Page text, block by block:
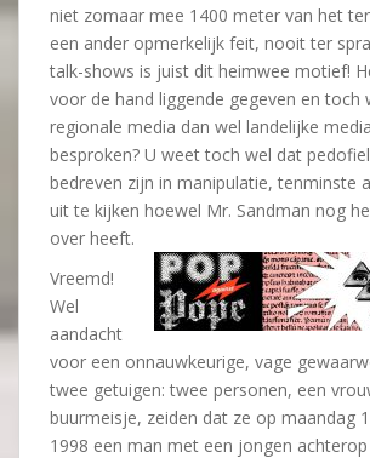
niet zomaar mee 1400 meter van het
een ander opmerkelijk feit, nooit ter
talk-shows is juist dit heimwee motief!
voor de hand liggende gegeven en
regionale media dan wel landelijke
besproken? U weet toch wel dat
bedreven zijn in manipulatie, tenminste
uit te kijken hoewel Mr. Sandman nog
over heeft.
Vreemd!
Wel
aandacht
voor een onnauwkeurige, vage
twee getuigen: twee personen, een
buurmeisje, zeiden dat ze op maandag
1998 een man met een jongen